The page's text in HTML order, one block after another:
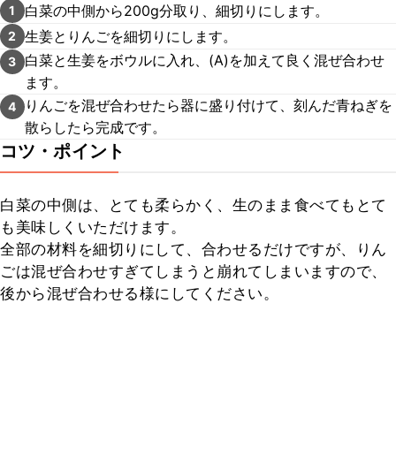
1 白菜の中側から200g分取り、細切りにします。
2 生姜とりんごを細切りにします。
3
白菜と生姜をボウルに入れ、(A)を加えて良く混ぜ合わせ
ます。
4
りんごを混ぜ合わせたら器に盛り付けて、刻んだ青ねぎを
散らしたら完成です。
コツ・ポイント
白菜の中側は、とても柔らかく、生のまま食べてもとて
も美味しくいただけます。
全部の材料を細切りにして、合わせるだけですが、りん
ごは混ぜ合わせすぎてしまうと崩れてしまいますので、
後から混ぜ合わせる様にしてください。